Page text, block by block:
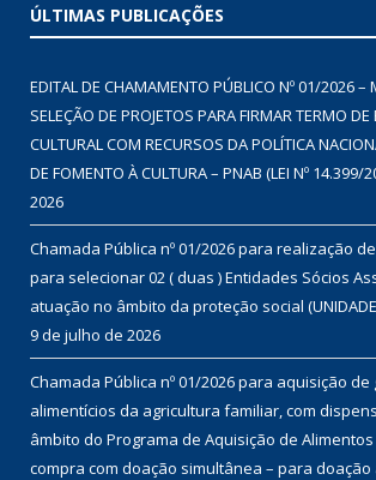
ÚLTIMAS PUBLICAÇÕES
EDITAL DE CHAMAMENTO PÚBLICO Nº 01/2026 –
SELEÇÃO DE PROJETOS PARA FIRMAR TERMO DE
CULTURAL COM RECURSOS DA POLÍTICA
DE FOMENTO À CULTURA – PNAB (LEI Nº 14.399/
2026
Chamada Pública nº 01/2026 para realização
para selecionar 02 ( duas ) Entidades Sócios
atuação no âmbito da proteção social
9 de julho de 2026
Chamada Pública nº 01/2026 para aquisição de
alimentícios da agricultura familiar, com
âmbito do Programa de Aquisição de
compra com doação simultânea – para